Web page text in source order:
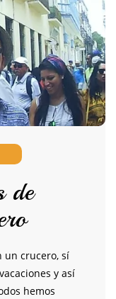
de
un crucero, sí
y así
hemos